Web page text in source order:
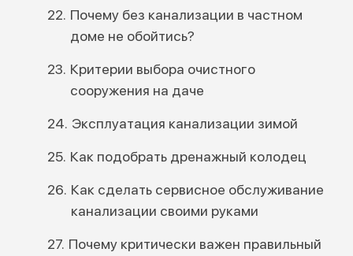
Почему без канализации в частном
доме не обойтись?
Критерии выбора очистного
сооружения на даче
Эксплуатация канализации зимой
Как подобрать дренажный колодец
Как сделать сервисное обслуживание
канализации своими руками
Почему критически важен правильный